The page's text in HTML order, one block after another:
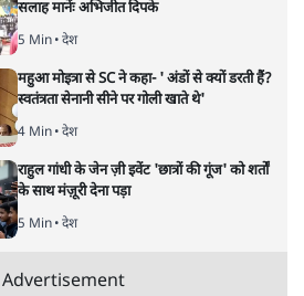
6 Min•विश्लेषण
मार्क ज़करबर्ग का माफीनामाः ये बहुत अंदर की बात
है
9 Min• विश्लेषण
Advertisement
सलाह मानेंः अभिजीत दिपके